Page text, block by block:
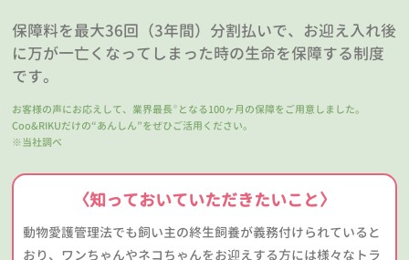
保障料を最大36回（3年間）分割払いで、お迎え入れ後
に万が一亡くなってしまった時の生命を保障する制度
です。
お客様の声にお応えして、業界最長 ※ となる100ヶ月の保障をご用意しました。
Coo&RIKUだけの“あんしん”をぜひご活用ください。
※当社調べ
〈知っておいていただきたいこと〉
動物愛護管理法でも飼い主の終生飼養が義務付けられていると
おり、ワンちゃんやネコちゃんをお迎えする方には様々なトラ